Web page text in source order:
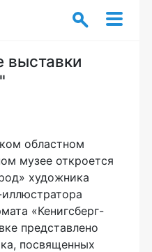
выставки
областном
музее откроется
художника
«Кенигсберг-
представлено
посвященных